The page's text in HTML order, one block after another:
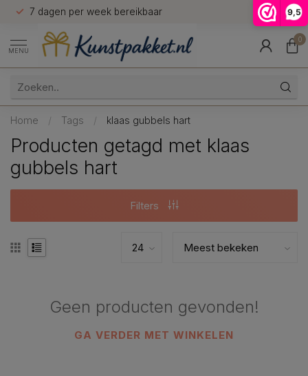
9,5
7 dagen per week bereikbaar 9.5
MENU
0
Home / Tags / klaas gubbels hart
Producten getagd met klaas
gubbels hart
Filters
Geen producten gevonden!
GA VERDER MET WINKELEN